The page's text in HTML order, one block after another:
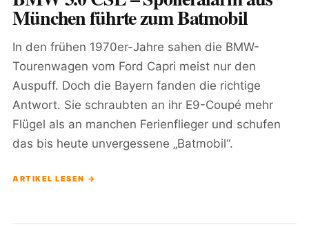
München führte zum Batmobil
In den frühen 1970er-Jahre sahen die BMW-
Tourenwagen vom Ford Capri meist nur den
Auspuff. Doch die Bayern fanden die richtige
Antwort. Sie schraubten an ihr E9-Coupé mehr
Flügel als an manchen Ferienflieger und schufen
das bis heute unvergessene „Batmobil“.
ARTIKEL LESEN →